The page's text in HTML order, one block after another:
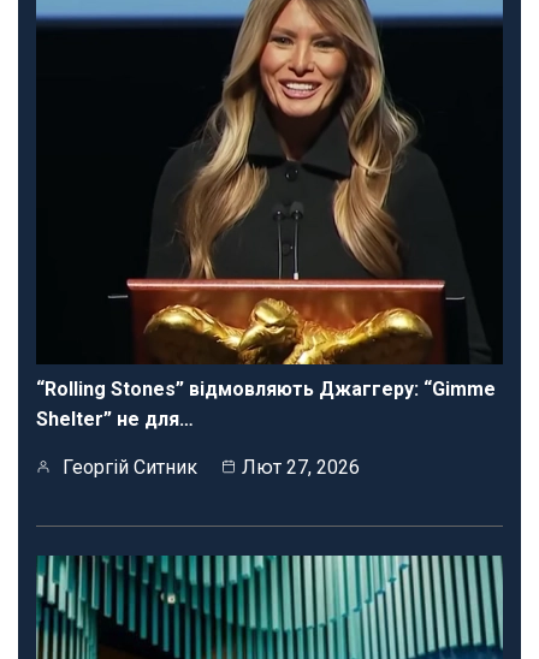
“Rolling Stones” відмовляють Джаггеру: “Gimme
Shelter” не для…
Георгій Ситник Лют 27, 2026